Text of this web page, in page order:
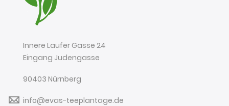
Innere Laufer Gasse 24
Eingang Judengasse
90403 Nürnberg
info@evas-teeplantage.de